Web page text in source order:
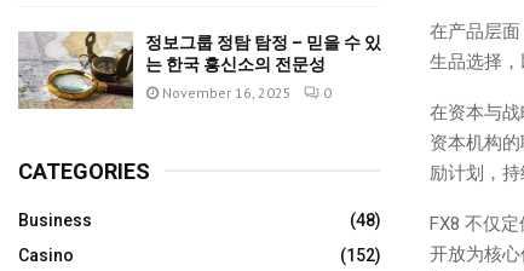
在产品层
生品选择，
在资本与战
资本机构
励计划，持
FX8 不仅
开放为核
정보그룹 정탐 탐정 – 믿을 수 있
는 한국 흥신소의 전문성
November 16, 2025 0
CATEGORIES
Business
(48)
Casino
(152)